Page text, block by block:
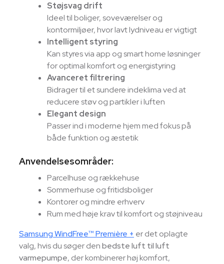
Støjsvag drift
Ideel til boliger, soveværelser og
kontormiljøer, hvor lavt lydniveau er vigtigt
Intelligent styring
Kan styres via app og smart home løsninger
for optimal komfort og energistyring
Avanceret filtrering
Bidrager til et sundere indeklima ved at
reducere støv og partikler i luften
Elegant design
Passer ind i moderne hjem med fokus på
både funktion og æstetik
Anvendelsesområder:
Parcelhuse og rækkehuse
Sommerhuse og fritidsboliger
Kontorer og mindre erhverv
Rum med høje krav til komfort og støjniveau
Samsung WindFree™ Première + er det oplagte
valg, hvis du søger denbedste luft til luft
varmepumpe, der kombinerer høj komfort,